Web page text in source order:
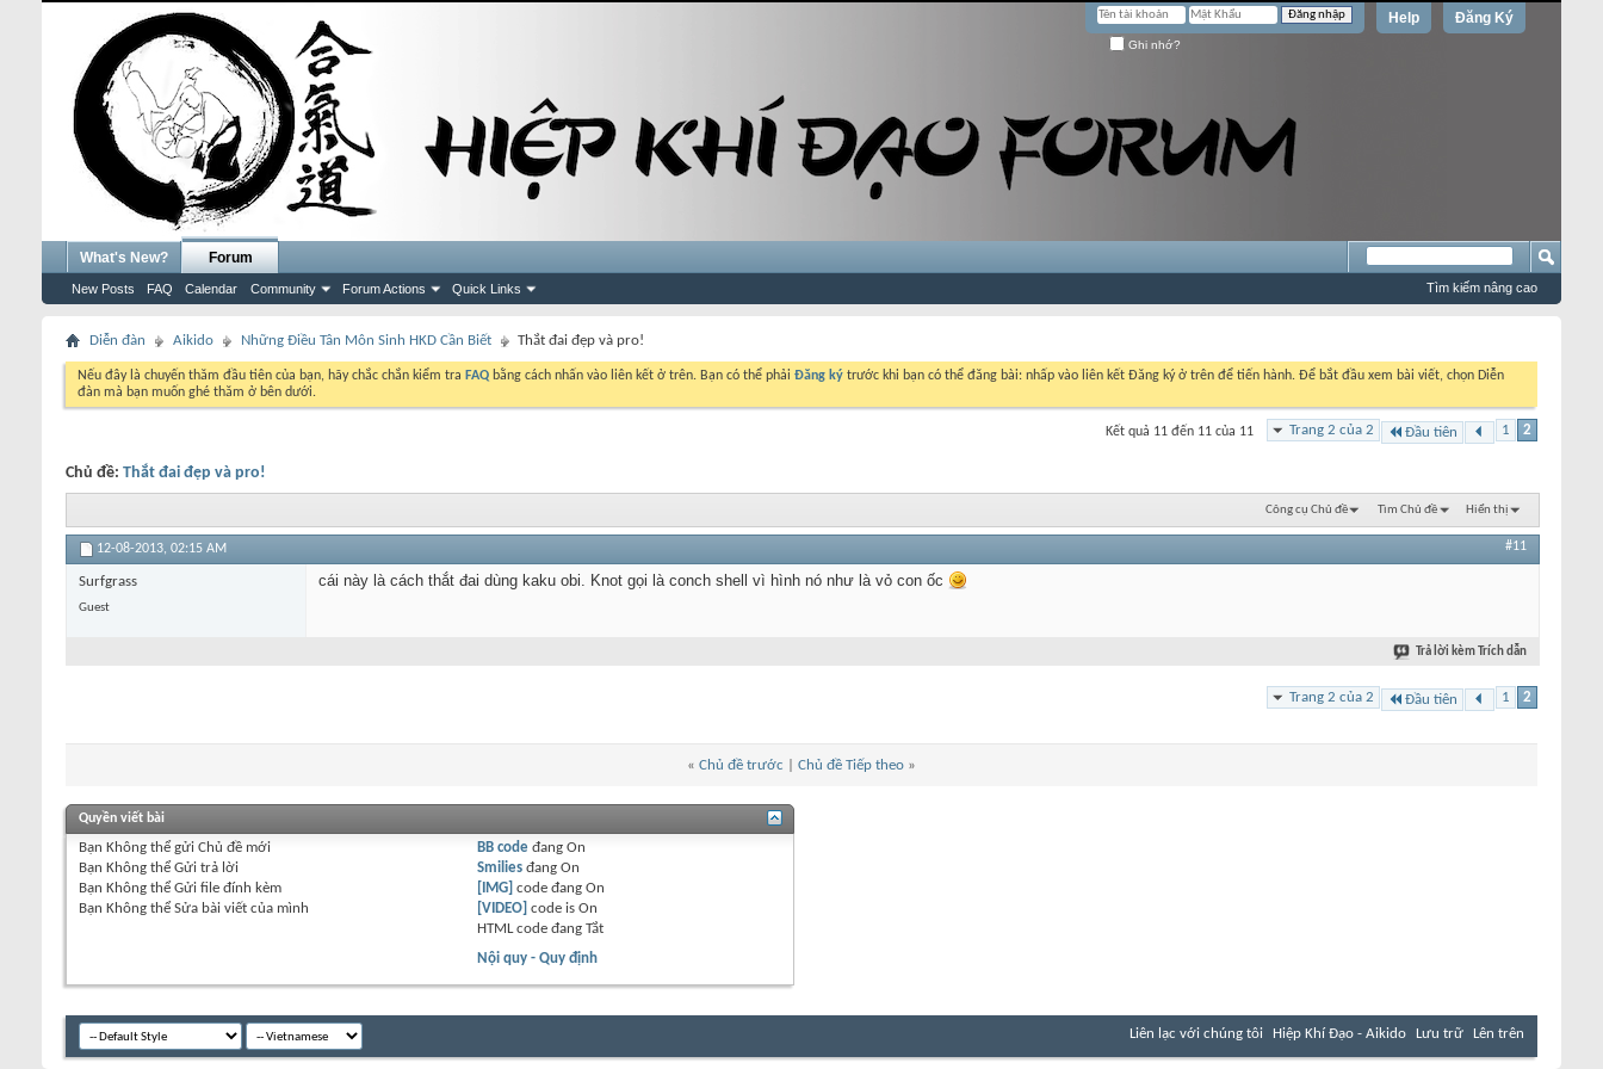
Đăng Ký
Help
Ghi nhớ?
What's New? Forum
New Posts FAQ Calendar Community Forum Actions Quick Links Tìm kiếm nâng cao
Diễn đàn Aikido Những Điều Tân Môn Sinh HKD Cần Biết Thắt đai đẹp và pro!
Nếu đây là chuyến thăm đầu tiên của bạn, hãy chắc chắn kiểm tra FAQ bằng cách nhấn vào liên kết ở trên. Bạn có thể phải Đăng ký trước khi bạn có thể đăng bài: nhấp vào liên kết Đăng ký ở trên để tiến hành. Để bắt đầu xem bài viết, chọn Diễn
đàn mà bạn muốn ghé thăm ở bên dưới.
Trang 2 của 2 Đầu tiên 1 2
Kết quả 11 đến 11 của 11
Chủ đề: Thắt đai đẹp và pro!
Công cụ Chủ đề Tìm Chủ đề Hiển thị
12-08-2013, 02:15 AM #11
Surfgrass
Guest
cái này là cách thắt đai dùng kaku obi. Knot gọi là conch shell vì hình nó như là vỏ con ốc
Trả lời kèm Trích dẫn
Trang 2 của 2 Đầu tiên 1 2
« Chủ đề trước Chủ đề Tiếp theo »
Quyền viết bài
Bạn Không thể gửi Chủ đề mới
Bạn Không thể Gửi trả lời
Bạn Không thể Gửi file đính kèm
Bạn Không thể Sửa bài viết của mình
BB code đangOn
Smilies đangOn
[IMG] code đangOn
[VIDEO] code isOn
HTML code đangTắt
Nội quy - Quy định
Liên lạc với chúng tôi Hiệp Khí Đạo - Aikido Lưu trữ Lên trên